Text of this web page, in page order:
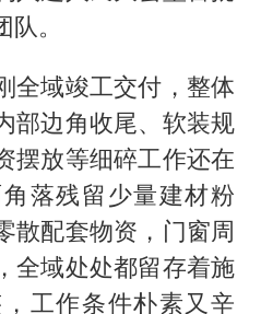
。
全域竣工交付，整体
部边角收尾、软装规
摆放等细碎工作还在
落残留少量建材粉
散配套物资，门窗周
全域处处都留存着施
工作条件朴素又辛